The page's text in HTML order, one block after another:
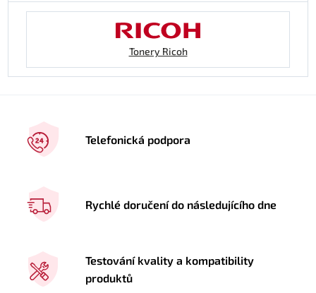
Tonery Ricoh
Telefonická podpora
Rychlé doručení do následujícího dne
Testování kvality a kompatibility
produktů